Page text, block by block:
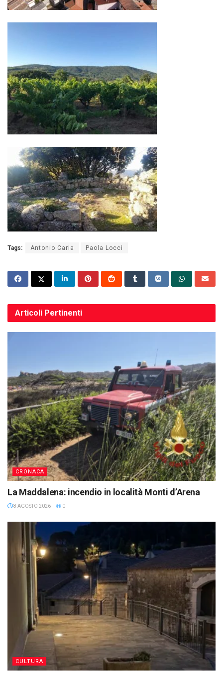
Tags: Antonio Caria Paola Locci
Articoli Pertinenti
CRONACA
La Maddalena: incendio in località Monti d’Arena
8 AGOSTO 2026 0
CULTURA